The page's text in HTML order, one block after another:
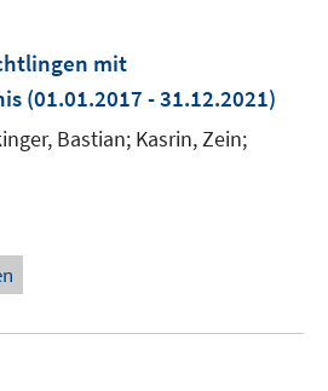
mit
(01.01.2017 - 31.12.2021)
Bastian; Kasrin, Zein;